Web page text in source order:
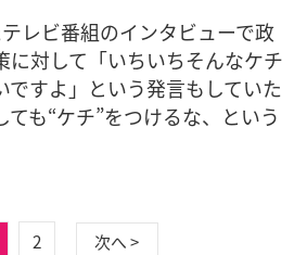
レビ番組のインタビューで政
に対して「いちいちそんなケチ
ですよ」という発言もしていた
も“ケチ”をつけるな、という
2 次へ >